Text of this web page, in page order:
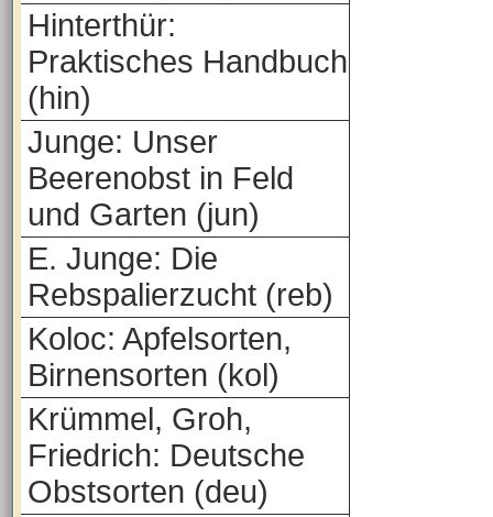
Hinterthür:
Praktisches Handbuch
(hin)
Junge: Unser
Beerenobst in Feld
und Garten (jun)
E. Junge: Die
Rebspalierzucht (reb)
Koloc: Apfelsorten,
Birnensorten (kol)
Krümmel, Groh,
Friedrich: Deutsche
Obstsorten (deu)